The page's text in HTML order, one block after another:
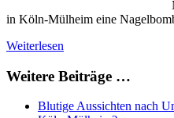
in Köln-Mülheim eine
Weiterlesen
Weitere Beiträge …
Blutige Aussichten nach